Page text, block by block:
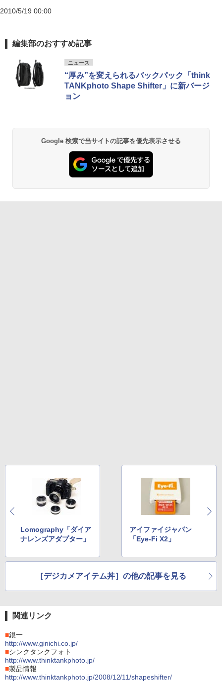
2010/5/19 00:00
編集部のおすすめ記事
ニュース
“厚み”を変えられるバックパック「think
TANKphoto Shape Shifter」に新バージ
ョン
Google 検索で当サイトの記事を優先表示させる
Lomography「ダイア
ナレンズアダプター」
アイファイジャパン
「Eye-Fi X2」
［デジカメアイテム丼］の他の記事を見る
関連リンク
■銀一
http://www.ginichi.co.jp/
■シンクタンクフォト
http://www.thinktankphoto.jp/
■製品情報
http://www.thinktankphoto.jp/2008/12/11/shapeshifter/